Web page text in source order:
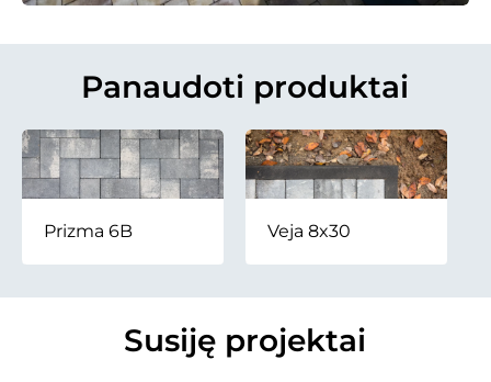
Panaudoti produktai
Prizma 6B Veja 8x30
Susiję projektai